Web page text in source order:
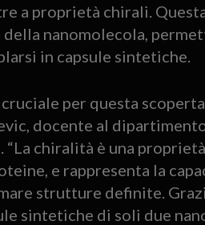
a proprietà chirali.
nanomolecola,
in capsule sintetiche.
cruciale per questa
docente al
chiralità è una
e rappresenta la
strutture definite.
sintetiche di soli due